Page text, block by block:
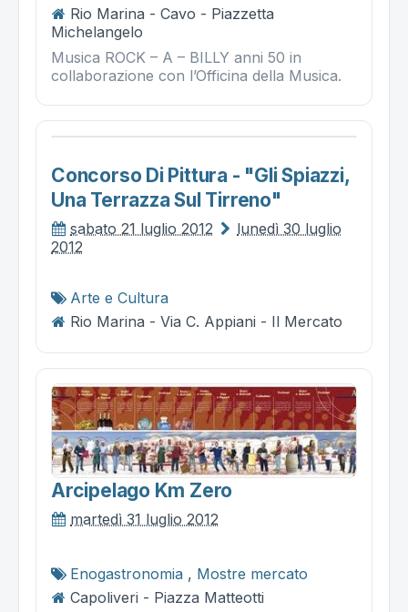
Rio Marina - Cavo - Piazzetta
Michelangelo
Musica ROCK – A – BILLY anni 50 in
collaborazione con l’Officina della Musica.
Concorso Di Pittura - "gli Spiazzi,
Una Terrazza Sul Tirreno"
sabato 21 luglio 2012
lunedì 30 luglio
2012
Arte e Cultura
Rio Marina - Via C. Appiani - Il Mercato
Arcipelago Km Zero
martedì 31 luglio 2012
Enogastronomia , Mostre mercato
Capoliveri - Piazza Matteotti